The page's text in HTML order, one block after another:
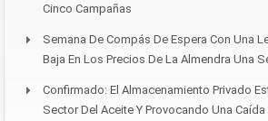
Cinco Campañas
Semana De Compás De Espera Con Una
Baja En Los Precios De La Almendra Una
Confirmado: El Almacenamiento Privado
Sector Del Aceite Y Provocando Una